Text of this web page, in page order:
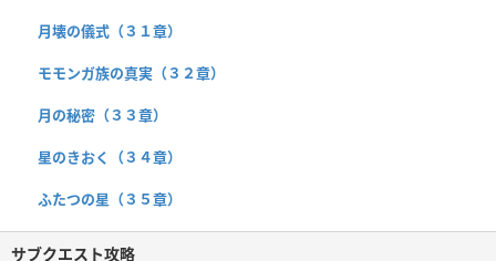
月壊の儀式（３１章）
モモンガ族の真実（３２章）
月の秘密（３３章）
星のきおく（３４章）
ふたつの星（３５章）
サブクエスト攻略